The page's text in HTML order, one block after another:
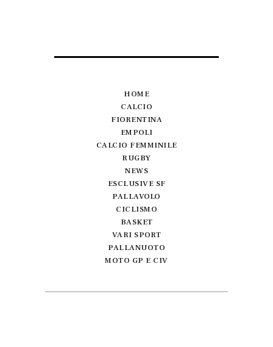
HOME
CALCIO
FIORENTINA
EMPOLI
CALCIO FEMMINILE
RUGBY
NEWS
ESCLUSIVE SF
PALLAVOLO
CICLISMO
BASKET
VARI SPORT
PALLANUOTO
MOTO GP E CIV